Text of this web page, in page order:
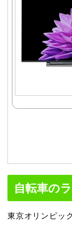
自転車の
東京オリンピッ